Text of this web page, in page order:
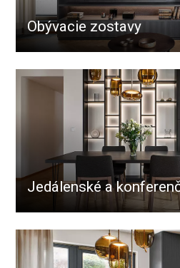
Obývacie zostavy
Jedálenské a